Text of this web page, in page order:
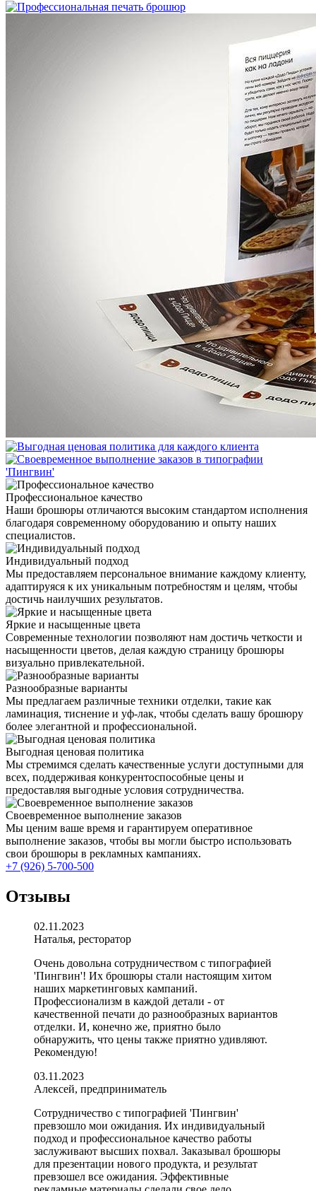
Профессиональное качество
Наши брошюры отличаются высоким стандартом исполнения
благодаря современному оборудованию и опыту наших
специалистов.
Индивидуальный подход
Мы предоставляем персональное внимание каждому клиенту,
адаптируяся к их уникальным потребностям и целям, чтобы
достичь наилучших результатов.
Яркие и насыщенные цвета
Современные технологии позволяют нам достичь четкости и
насыщенности цветов, делая каждую страницу брошюры
визуально привлекательной.
Разнообразные варианты
Мы предлагаем различные техники отделки, такие как
ламинация, тиснение и уф-лак, чтобы сделать вашу брошюру
более элегантной и профессиональной.
Выгодная ценовая политика
Мы стремимся сделать качественные услуги доступными для
всех, поддерживая конкурентоспособные цены и
предоставляя выгодные условия сотрудничества.
Своевременное выполнение заказов
Мы ценим ваше время и гарантируем оперативное
выполнение заказов, чтобы вы могли быстро использовать
свои брошюры в рекламных кампаниях.
+7 (926) 5-700-500
Отзывы
02.11.2023
Наталья, ресторатор
Очень довольна сотрудничеством с типографией
'Пингвин'! Их брошюры стали настоящим хитом
наших маркетинговых кампаний.
Профессионализм в каждой детали - от
качественной печати до разнообразных вариантов
отделки. И, конечно же, приятно было
обнаружить, что цены также приятно удивляют.
Рекомендую!
03.11.2023
Алексей, предприниматель
Сотрудничество с типографией 'Пингвин'
превзошло мои ожидания. Их индивидуальный
подход и профессиональное качество работы
заслуживают высших похвал. Заказывал брошюры
для презентации нового продукта, и результат
превзошел все ожидания. Эффективные